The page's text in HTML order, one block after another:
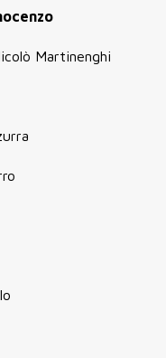
Martinenghi